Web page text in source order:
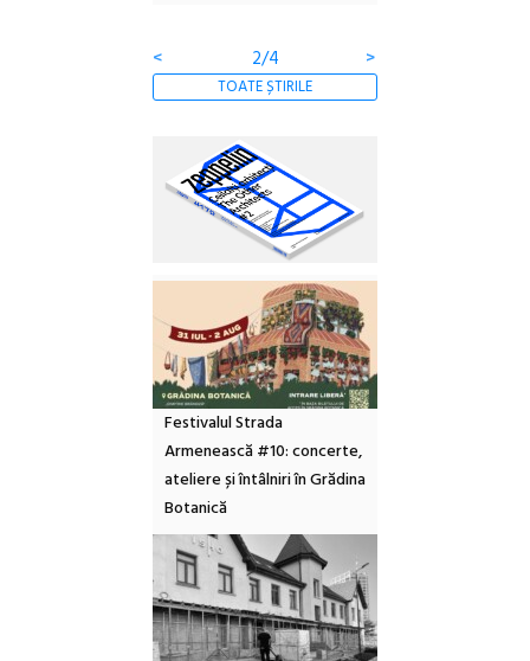
< 2/4 >
TOATE ȘTIRILE
Festivalul Strada
Armenească #10: concerte,
ateliere și întâlniri în Grădina
Botanică